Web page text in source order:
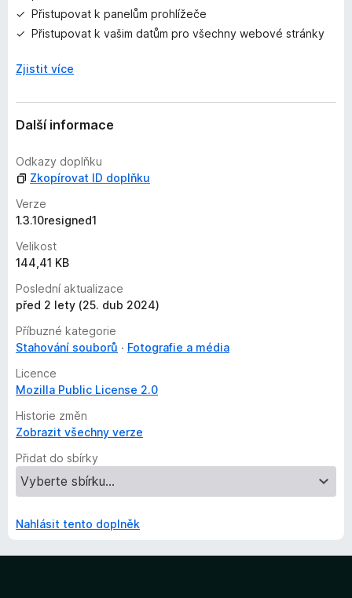
Přistupovat k panelům prohlížeče
Přistupovat k vašim datům pro všechny webové stránky
Zjistit více
Další informace
Odkazy doplňku
Zkopírovat ID doplňku
Verze
1.3.10resigned1
Velikost
144,41 KB
Poslední aktualizace
před 2 lety (25. dub 2024)
Příbuzné kategorie
Stahování souborů
Fotografie a média
Licence
Mozilla Public License 2.0
Historie změn
Zobrazit všechny verze
Přidat do sbírky
Nahlásit tento doplněk